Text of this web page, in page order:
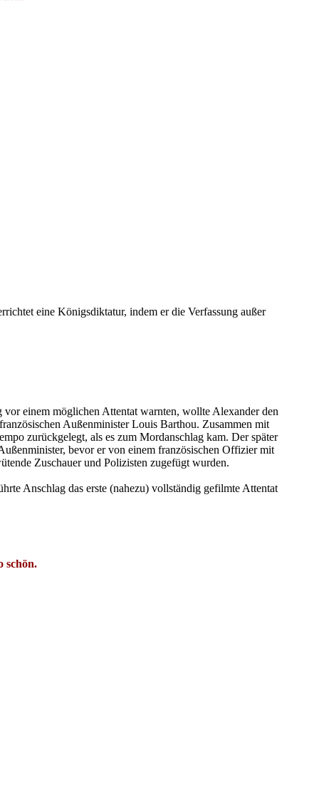
eine Königsdiktatur, indem er die Verfassung außer
einem möglichen Attentat warnten, wollte Alexander den
Außenminister Louis Barthou. Zusammen mit
zurückgelegt, als es zum Mordanschlag kam. Der später
bevor er von einem französischen Offizier mit
Zuschauer und Polizisten zugefügt wurden.
Anschlag das erste (nahezu) vollständig gefilmte Attentat
schön.